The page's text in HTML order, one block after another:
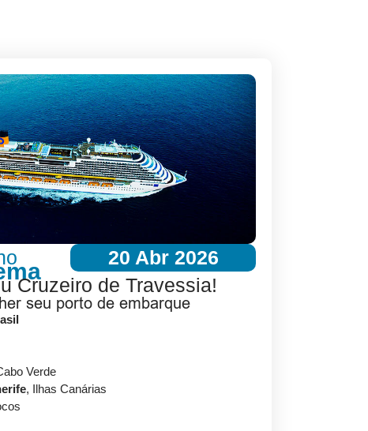
20 Abr 2026
Cruzeiro de Travessia!
seu porto de embarque
Verde
, Ilhas Canárias